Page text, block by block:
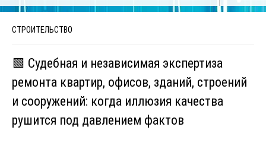
СТРОИТЕЛЬСТВО
🟩 Судебная и независимая экспертиза
ремонта квартир, офисов, зданий, строений
и сооружений: когда иллюзия качества
рушится под давлением фактов